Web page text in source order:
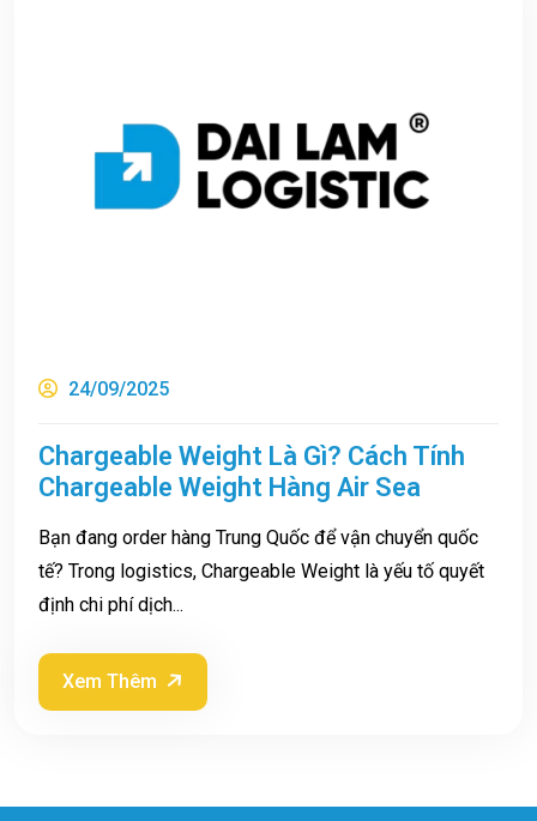
24/09/2025
Chargeable Weight Là Gì? Cách Tính
Chargeable Weight Hàng Air Sea
Bạn đang order hàng Trung Quốc để vận chuyển quốc
tế? Trong logistics, Chargeable Weight là yếu tố quyết
định chi phí dịch...
Xem Thêm